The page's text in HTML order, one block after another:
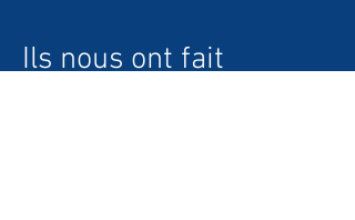
Ils nous ont fait